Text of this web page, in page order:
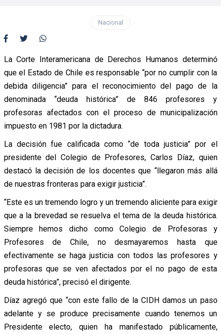
Nacional
La Corte Interamericana de Derechos Humanos determinó
que el Estado de Chile es responsable “por no cumplir con la
debida diligencia” para el reconocimiento del pago de la
denominada “deuda histórica” de 846 profesores y
profesoras afectados con el proceso de municipalización
impuesto en 1981 por la dictadura.
La decisión fue calificada como “de toda justicia” por el
presidente del Colegio de Profesores, Carlos Díaz, quien
destacó la decisión de los docentes que “llegaron más allá
de nuestras fronteras para exigir justicia”.
“Este es un tremendo logro y un tremendo aliciente para exigir
que a la brevedad se resuelva el tema de la deuda histórica.
Siempre hemos dicho como Colegio de Profesoras y
Profesores de Chile, no desmayaremos hasta que
efectivamente se haga justicia con todos las profesores y
profesoras que se ven afectados por el no pago de esta
deuda histórica”, precisó el dirigente.
Díaz agregó que “con este fallo de la CIDH damos un paso
adelante y se produce precisamente cuando tenemos un
Presidente electo, quien ha manifestado públicamente,